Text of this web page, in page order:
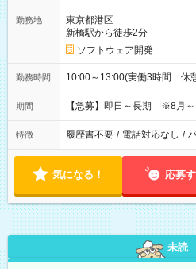
勤務地
東京都港区
新橋駅から徒歩2分
ソフトウェア開発
勤務時間 10:00～13:00(実働3時間 休
期間 【急募】即日～長期 ※8月～
特徴 履歴書不要 / 電話対応なし /
気になる！ 応募
未読